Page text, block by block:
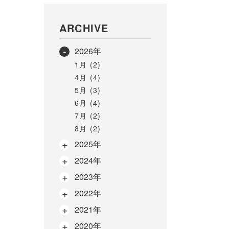
ARCHIVE
2026年
1月 (2)
4月 (4)
5月 (3)
6月 (4)
7月 (2)
8月 (2)
2025年
2024年
2023年
2022年
2021年
2020年